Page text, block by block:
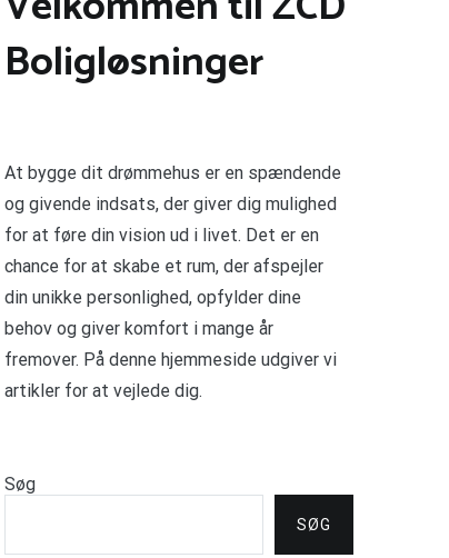
Boligløsninger
At bygge dit drømmehus er en spændende
og givende indsats, der giver dig mulighed
for at føre din vision ud i livet. Det er en
chance for at skabe et rum, der afspejler
din unikke personlighed, opfylder dine
behov og giver komfort i mange år
fremover. På denne hjemmeside udgiver vi
artikler for at vejlede dig.
Søg
SØG